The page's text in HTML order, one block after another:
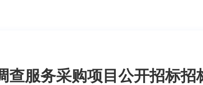
查服务采购项目公开招标招